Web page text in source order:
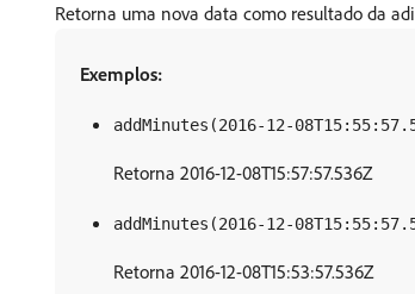
Retorna uma nova data como resultado da
Exemplos:
addMinutes(2016-12-
Retorna 2016-12-08T15:57:57.536Z
addMinutes(2016-12-
Retorna 2016-12-08T15:53:57.536Z